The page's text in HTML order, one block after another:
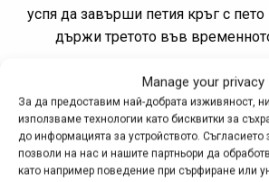
Manage your privacy
За да предоставим най-добрата изживяност,
използваме технологии като бисквитки за
до информацията за устройството. Съгласието
позволи на нас и нашите партньори да
като например поведение при сърфиране или
успя да завърши петия кръг с
държи третото във